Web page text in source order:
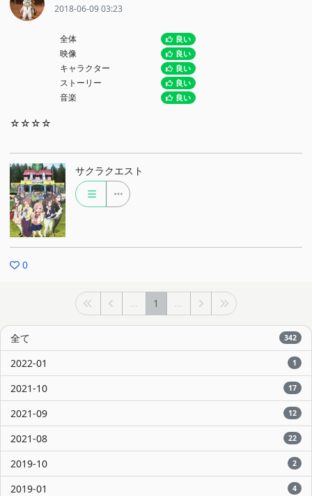
2018-06-09 03:23
全体 良い
映像 良い
キャラクター 良い
ストーリー 良い
音楽 良い
☆☆☆☆
サクラクエスト
0
... 1 ...
全て 342
2022-01 1
2021-10 17
2021-09 12
2021-08 22
2019-10 2
2019-01 4